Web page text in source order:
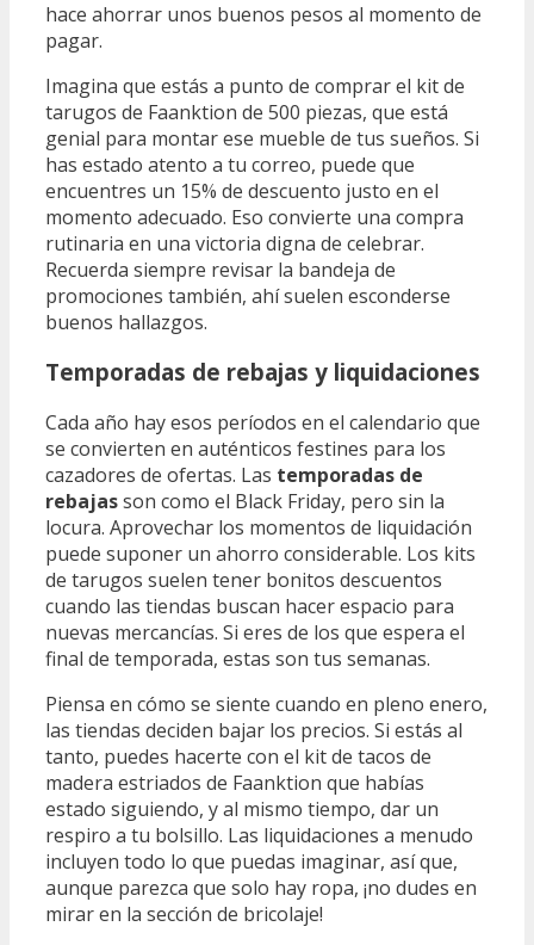
hace ahorrar unos buenos pesos al momento de
pagar.
Imagina que estás a punto de comprar el kit de
tarugos de Faanktion de 500 piezas, que está
genial para montar ese mueble de tus sueños. Si
has estado atento a tu correo, puede que
encuentres un 15% de descuento justo en el
momento adecuado. Eso convierte una compra
rutinaria en una victoria digna de celebrar.
Recuerda siempre revisar la bandeja de
promociones también, ahí suelen esconderse
buenos hallazgos.
Temporadas de rebajas y liquidaciones
Cada año hay esos períodos en el calendario que
se convierten en auténticos festines para los
cazadores de ofertas. Las temporadas de
rebajasson como el Black Friday, pero sin la
locura. Aprovechar los momentos de liquidación
puede suponer un ahorro considerable. Los kits
de tarugos suelen tener bonitos descuentos
cuando las tiendas buscan hacer espacio para
nuevas mercancías. Si eres de los que espera el
final de temporada, estas son tus semanas.
Piensa en cómo se siente cuando en pleno enero,
las tiendas deciden bajar los precios. Si estás al
tanto, puedes hacerte con el kit de tacos de
madera estriados de Faanktion que habías
estado siguiendo, y al mismo tiempo, dar un
respiro a tu bolsillo. Las liquidaciones a menudo
incluyen todo lo que puedas imaginar, así que,
aunque parezca que solo hay ropa, ¡no dudes en
mirar en la sección de bricolaje!